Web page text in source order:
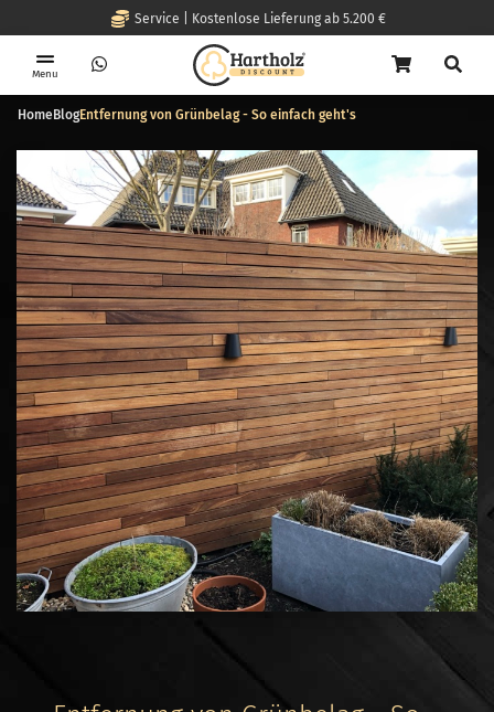
Service | Kostenlose Lieferung ab 5.200 €
Menu
Home BlogEntfernung von Grünbelag - So einfach geht's